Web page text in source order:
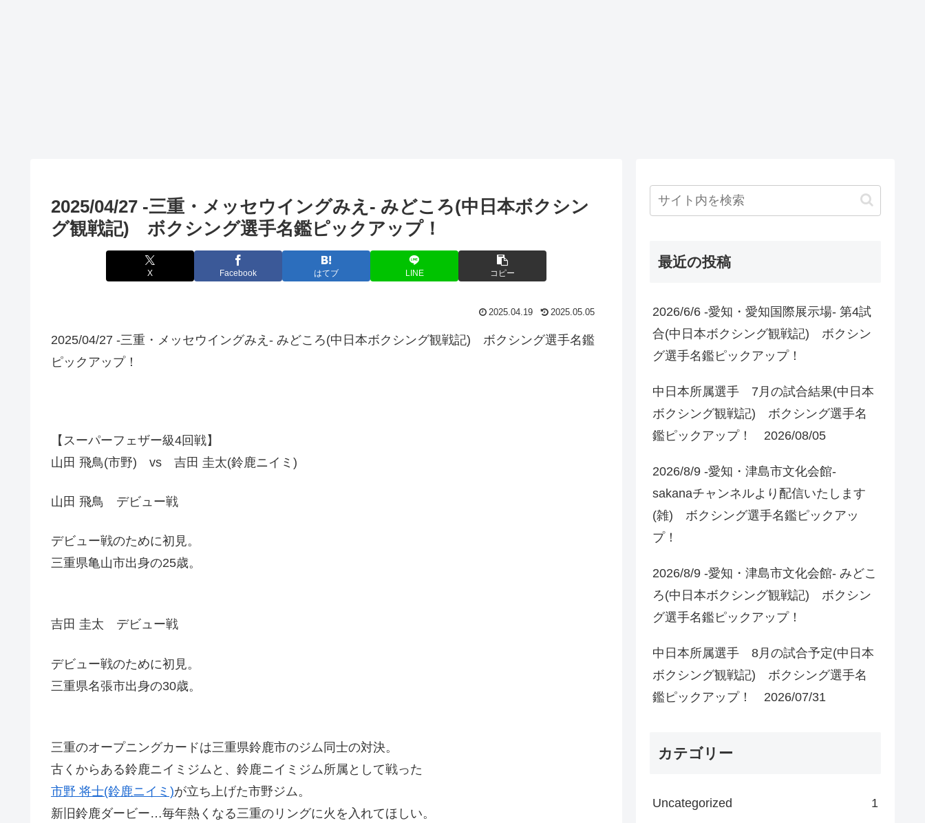
2025/04/27 -三重・メッセウイングみえ- みどころ(中日本ボクシン
グ観戦記) ボクシング選手名鑑ピックアップ！
X Facebook はてブ LINE コピー
2025.04.19 2025.05.05
2025/04/27 -三重・メッセウイングみえ- みどころ(中日本ボクシング観戦記) ボクシング選手名鑑
ピックアップ！
【スーパーフェザー級4回戦】
山田 飛鳥(市野) vs 吉田 圭太(鈴鹿ニイミ)
山田 飛鳥 デビュー戦
デビュー戦のために初見。
三重県亀山市出身の25歳。
吉田 圭太 デビュー戦
デビュー戦のために初見。
三重県名張市出身の30歳。
三重のオープニングカードは三重県鈴鹿市のジム同士の対決。
古くからある鈴鹿ニイミジムと、鈴鹿ニイミジム所属として戦った
市野 将士(鈴鹿ニイミ)が立ち上げた市野ジム。
新旧鈴鹿ダービー…毎年熱くなる三重のリングに火を入れてほしい。
最近の投稿
2026/6/6 -愛知・愛知国際展示場- 第4試
合(中日本ボクシング観戦記) ボクシン
グ選手名鑑ピックアップ！
中日本所属選手 7月の試合結果(中日本
ボクシング観戦記) ボクシング選手名
鑑ピックアップ！ 2026/08/05
2026/8/9 -愛知・津島市文化会館-
sakanaチャンネルより配信いたします
(雑) ボクシング選手名鑑ピックアッ
プ！
2026/8/9 -愛知・津島市文化会館- みどこ
ろ(中日本ボクシング観戦記) ボクシン
グ選手名鑑ピックアップ！
中日本所属選手 8月の試合予定(中日本
ボクシング観戦記) ボクシング選手名
鑑ピックアップ！ 2026/07/31
カテゴリー
Uncategorized 1